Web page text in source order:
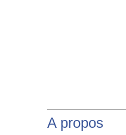
A propos